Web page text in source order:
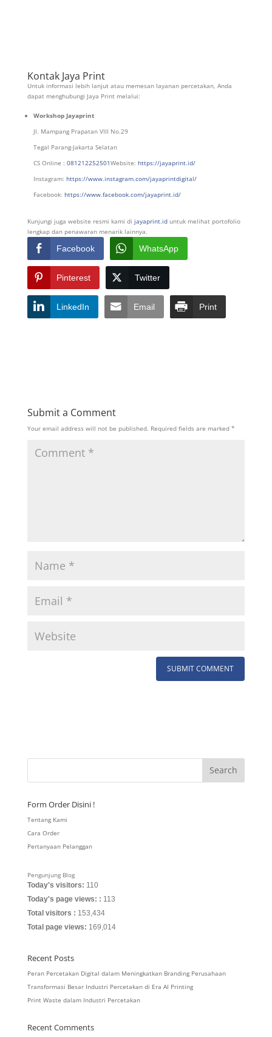
Kontak Jaya Print
Untuk informasi lebih lanjut atau memesan layanan percetakan, Anda
dapat menghubungi Jaya Print melalui:
Workshop Jayaprint
Jl. Mampang Prapatan VIII No.29
Tegal Parang-Jakarta Selatan
CS Online : 081212252501Website: https://jayaprint.id/
Instagram: https://www.instagram.com/jayaprintdigital/
Facebook: https://www.facebook.com/jayaprint.id/
Kunjungi juga website resmi kami di jayaprint.iduntuk melihat portofolio
lengkap dan penawaran menarik lainnya.
Facebook WhatsApp
Pinterest Twitter
LinkedIn Email Print
Submit a Comment
Your email address will not be published. Required fields are marked *
Form Order Disini !
Tentang Kami
Cara Order
Pertanyaan Pelanggan
Pengunjung Blog
Today's visitors: 110
Today's page views: : 113
Total visitors : 153,434
Total page views: 169,014
Recent Posts
Peran Percetakan Digital dalam Meningkatkan Branding Perusahaan
Transformasi Besar Industri Percetakan di Era AI Printing
Print Waste dalam Industri Percetakan
Recent Comments